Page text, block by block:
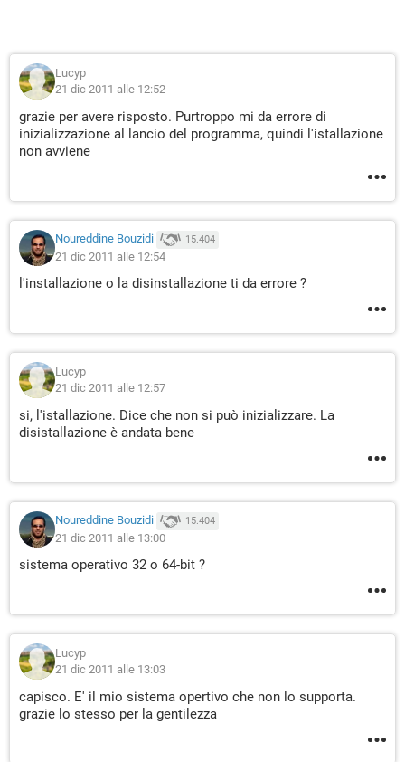
Lucyp
21 dic 2011 alle 12:52
grazie per avere risposto. Purtroppo mi da errore di
inizializzazione al lancio del programma, quindi l'istallazione
non avviene
Noureddine Bouzidi 15.404
21 dic 2011 alle 12:54
l'installazione o la disinstallazione ti da errore ?
Lucyp
21 dic 2011 alle 12:57
si, l'istallazione. Dice che non si può inizializzare. La
disistallazione è andata bene
Noureddine Bouzidi 15.404
21 dic 2011 alle 13:00
sistema operativo 32 o 64-bit ?
Lucyp
21 dic 2011 alle 13:03
capisco. E' il mio sistema opertivo che non lo supporta.
grazie lo stesso per la gentilezza